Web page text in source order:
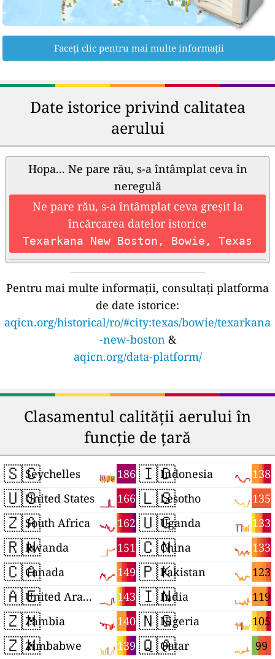
Faceți clic pentru mai multe informații
Date istorice privind calitatea
aerului
Hopa... Ne pare rău, s-a întâmplat ceva în
neregulă
Ne pare rău, s-a întâmplat ceva greșit la
încărcarea datelor istorice
Texarkana New Boston, Bowie, Texas
Pentru mai multe informații, consultați platforma
de date istorice:
aqicn.org/historical/ro/#city:texas/bowie/texarkana
-new-boston &
aqicn.org/data-platform/
Clasamentul calității aerului în
funcție de țară
🇸🇨 186
Seychelles
🇺🇸 166
United States
🇿🇦 162
South Africa
🇷🇼 151
Rwanda
🇨🇦 149
Canada
🇦🇪 143
United Arab Emirates
🇿🇲 140
Zambia
🇿🇼 139
Zimbabwe
🇮🇩 138
Indonesia
🇱🇸 135
Lesotho
🇺🇬 133
Uganda
🇨🇳 133
China
🇵🇰 123
Pakistan
🇮🇳 119
India
🇳🇬 105
Nigeria
🇶🇦 99
Qatar